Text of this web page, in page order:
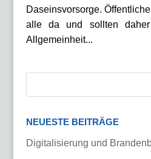
Daseinsvorsorge.
alle da und sollten
Allgemeinheit...
NEUESTE BEITRÄGE
Digitalisierung und